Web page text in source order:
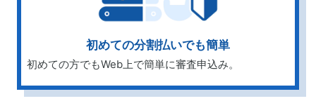
初めての分割払いでも簡単
初めての方でもWeb上で簡単に審査申込み。